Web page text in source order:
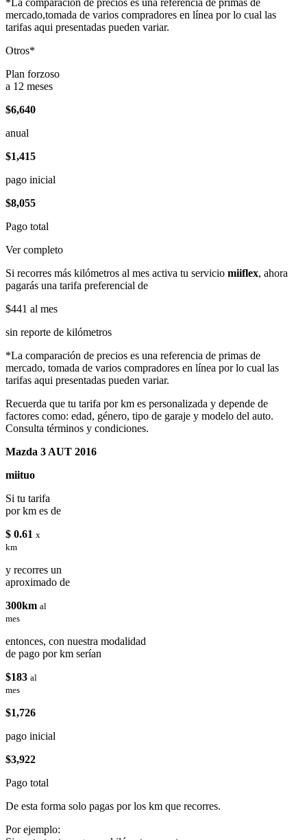
mercado,tomada de varios compradores en línea por lo cual las
tarifas aqui presentadas pueden variar.
Otros*
Plan forzoso
a 12 meses
$6,640
anual
$1,415
pago inicial
$8,055
Pago total
Ver completo
Si recorres más kilómetros al mes activa tu servicio miiflex, ahora
pagarás una tarifa preferencial de
$441 al mes
sin reporte de kilómetros
*La comparación de precios es una referencia de primas de
mercado, tomada de varios compradores en línea por lo cual las
tarifas aqui presentadas pueden variar.
Recuerda que tu tarifa por km es personalizada y depende de
factores como: edad, género, tipo de garaje y modelo del auto.
Consulta términos y condiciones.
Mazda 3 AUT 2016
miituo
Si tu tarifa
por km es de
$ 0.61 x
km
y recorres un
aproximado de
300km al
mes
entonces, con nuestra modalidad
de pago por km serían
$183 al
mes
$1,726
pago inicial
$3,922
Pago total
De esta forma solo pagas por los km que recorres.
Por ejemplo: